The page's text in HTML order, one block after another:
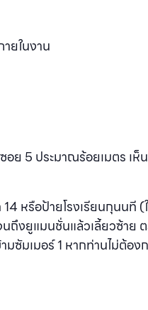
ยในงาน
อย 5 ประมาณร้อยเมตร เ
หรือป้ายโรงเรียนกุนนที
นถึงยูแมนชั่นแล้วเลี้ยวซ้า
มเมอร์ 1 หากท่านไม่ต้อง